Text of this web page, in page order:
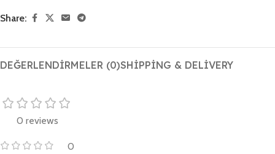
Share:
DEĞERLENDIRMELER (0)SHIPPING & DELIVERY
0 reviews
0